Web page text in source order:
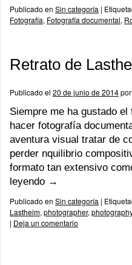
Publicado en Sin categoría |
Fotografía, Fotografía documental,
Retrato de
Publicado el 20 de junio de 2014por
Siempre me ha gustado
hacer fotografía
aventura visual tratar de
perder nquilibrio
formato tan extensivo
leyendo →
Publicado en Sin categoría |
Lastheim, photographer, photography
| Deja un comentario